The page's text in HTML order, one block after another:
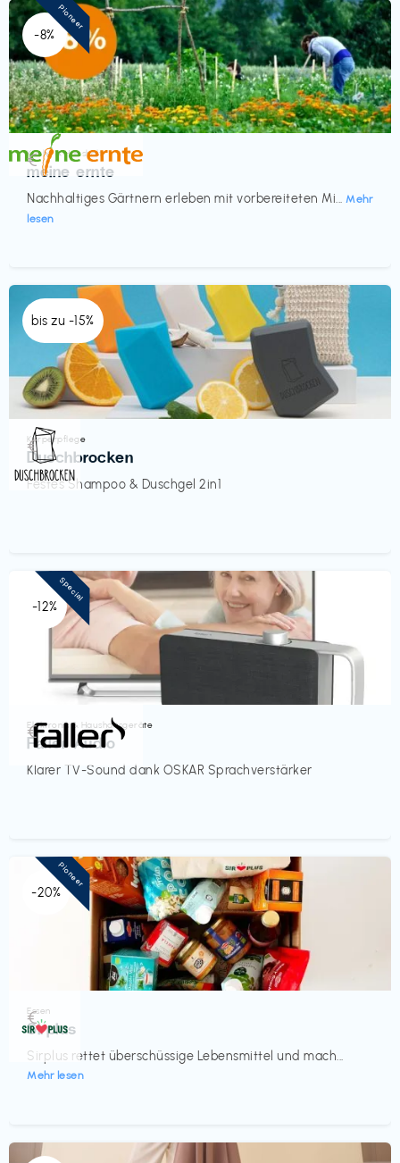
-8%
Küche & Haushalt
meine ernte
Nachhaltiges Gärtnern erleben mit vorbereiteten Mi... Mehr
lesen
€‎
Pioneer
bis zu -15%
Körperpflege
Duschbrocken
Festes Shampoo & Duschgel 2in1
€‎
-12%
Elektronik & Haushaltsgeräte
Faller Audio
Klarer TV-Sound dank OSKAR Sprachverstärker
€‎
Special
-20%
Essen
Sirplus
Sirplus rettet überschüssige Lebensmittel und mach...
Mehr lesen
€‎
Pioneer